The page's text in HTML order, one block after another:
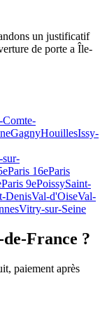
un justificatif
de porte a Île-
GagnyHouillesIssy-
Paris 16eParis
Paris 9ePoissySaint-
DenisVal-d'OiseVal-
Vitry-sur-Seine
France ?
paiement après